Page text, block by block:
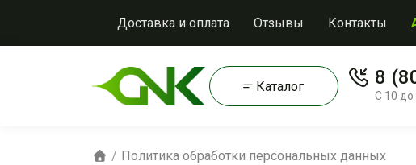
Доставка и оплата Отзывы Контакты
Каталог 8
С 10 до
Политика обработки персональных данных